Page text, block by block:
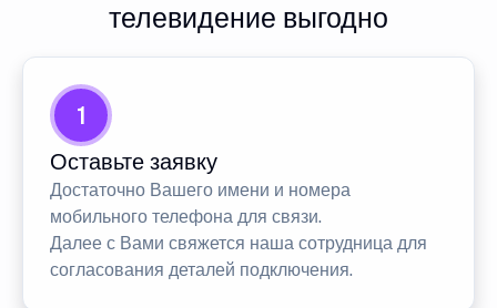
телевидение выгодно
1
Оставьте заявку
Достаточно Вашего имени и номера
мобильного телефона для связи.
Далее с Вами свяжется наша сотрудница для
согласования деталей подключения.